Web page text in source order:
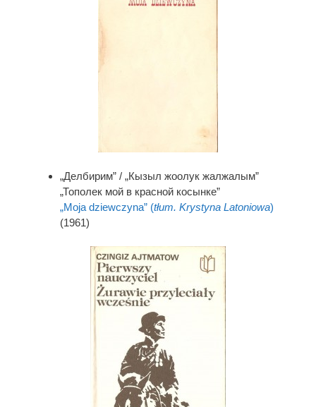
„Делбирим” / „Кызыл жоолук жалжалым”
„Тополек мой в красной косынке”
„Moja dziewczyna” (tłum. Krystyna Latoniowa)
(1961)